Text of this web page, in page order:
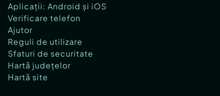
Aplicații: Android și iOS
Verificare telefon
Ajutor
Reguli de utilizare
Sfaturi de securitate
Hartă județelor
Hartă site